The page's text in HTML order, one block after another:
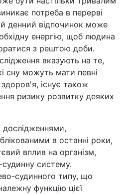
потреба в перерві
денний відпочинок може
енергію, щоб людина
з рештою доби.
вказують на те,
сну можуть мати певні
існує також
ризику розвитку деяких
дослідженнями,
в останні роки,
вплив на організм,
систему.
судинного типу, що
функцію цієї